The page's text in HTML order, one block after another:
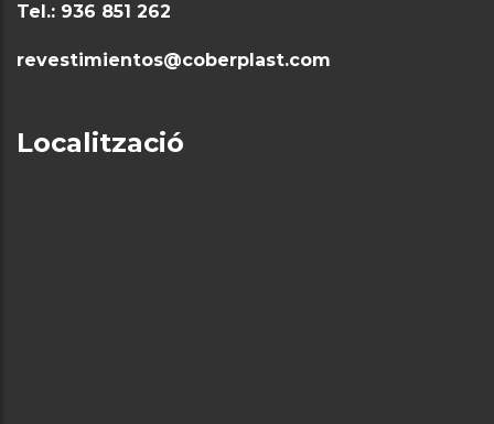
Tel.: 936 851 262
revestimientos@coberplast.com
Localització